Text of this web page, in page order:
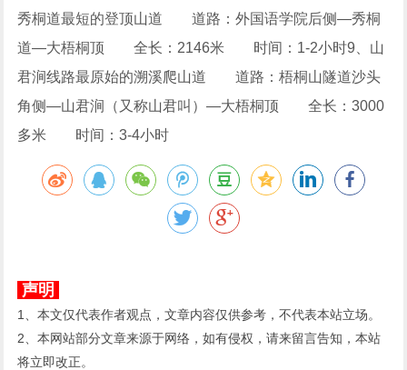
秀桐道最短的登顶山道 道路：外国语学院后侧—秀桐
道—大梧桐顶 全长：2146米 时间：1-2小时9、山
君涧线路最原始的溯溪爬山道 道路：梧桐山隧道沙头
角侧—山君涧（又称山君叫）—大梧桐顶 全长：3000
多米 时间：3-4小时
声明
1、本文仅代表作者观点，文章内容仅供参考，不代表本站立场。
2、本网站部分文章来源于网络，如有侵权，请来留言告知，本站
将立即改正。